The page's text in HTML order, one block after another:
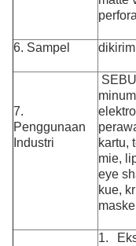
6. Sampel
7.
Penggunaan
Industri
kartu,
mie,
eye
kue,
1.